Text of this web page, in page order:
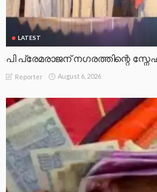
LATEST
പി പ്രേമരാജന് നഗരത്തിന്റെ
Reporter August 6, 2026